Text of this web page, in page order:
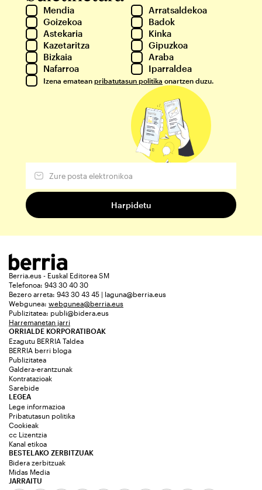
Mendia
Arratsaldekoa
Goizekoa
Badok
Astekaria
Kinka
Kazetaritza
Gipuzkoa
Bizkaia
Araba
Nafarroa
Iparraldea
Izena ematean pribatutasun politika onartzen duzu.
Berria.eus - Euskal Editorea SM
Telefonoa: 943 30 40 30
Bezero arreta: 943 30 43 45 | laguna@berria.eus
Webgunea: webgunea@berria.eus
Publizitatea: publi@bidera.eus
Harremanetan jarri
ORRIALDE KORPORATIBOAK
Ezagutu BERRIA Taldea
BERRIA berri bloga
Publizitatea
Galdera-erantzunak
Kontratazioak
Sarebide
JARRAITU
LEGEA
Lege informazioa
Pribatutasun politika
Cookieak
cc Lizentzia
Kanal etikoa
BESTELAKO ZERBITZUAK
Bidera zerbitzuak
Midas Media